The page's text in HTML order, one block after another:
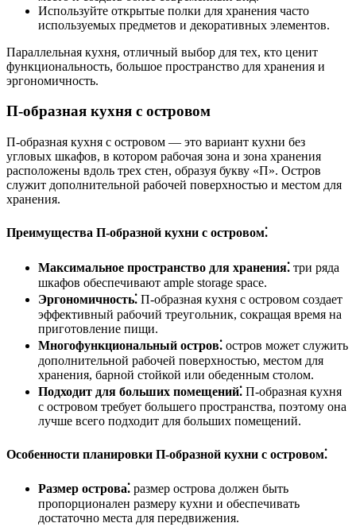
Используйте открытые полки для хранения часто
используемых предметов и декоративных элементов.
Параллельная кухня, отличный выбор для тех, кто ценит
функциональность, большое пространство для хранения и
эргономичность.
П-образная кухня с островом
П-образная кухня с островом — это вариант кухни без
угловых шкафов, в котором рабочая зона и зона хранения
расположены вдоль трех стен, образуя букву «П». Остров
служит дополнительной рабочей поверхностью и местом для
хранения.
Преимущества П-образной кухни с островом⁚
Максимальное пространство для хранения⁚ три ряда
шкафов обеспечивают ample storage space.
Эргономичность⁚ П-образная кухня с островом создает
эффективный рабочий треугольник, сокращая время на
приготовление пищи.
Многофункциональный остров⁚ остров может служить
дополнительной рабочей поверхностью, местом для
хранения, барной стойкой или обеденным столом.
Подходит для больших помещений⁚ П-образная кухня
с островом требует большего пространства, поэтому она
лучше всего подходит для больших помещений.
Особенности планировки П-образной кухни с островом⁚
Размер острова⁚ размер острова должен быть
пропорционален размеру кухни и обеспечивать
достаточно места для передвижения.